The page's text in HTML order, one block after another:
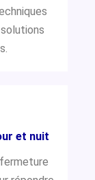
et nuit